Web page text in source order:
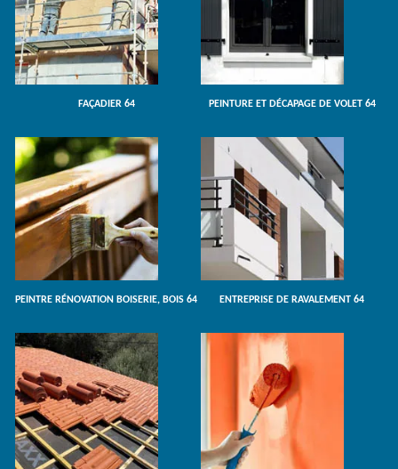
FAÇADIER 64 PEINTURE ET DÉCAPAGE DE VOLET 64
PEINTRE RÉNOVATION BOISERIE, BOIS 64 ENTREPRISE DE RAVALEMENT 64